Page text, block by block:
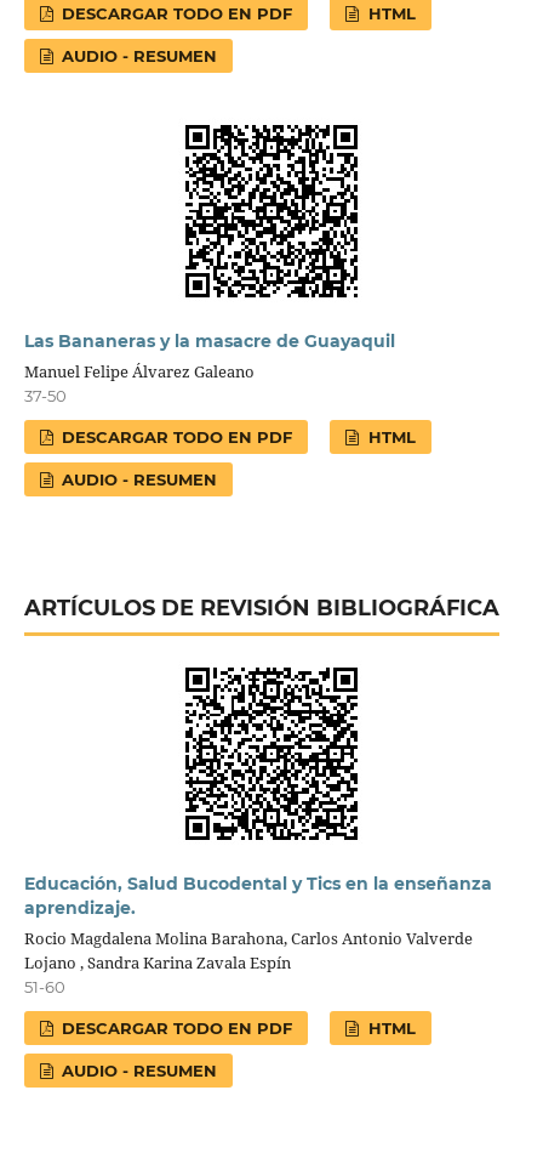
DESCARGAR TODO EN PDF HTML
AUDIO - RESUMEN
Las Bananeras y la masacre de Guayaquil
Manuel Felipe Álvarez Galeano
37-50
DESCARGAR TODO EN PDF HTML
AUDIO - RESUMEN
ARTÍCULOS DE REVISIÓN BIBLIOGRÁFICA
Educación, Salud Bucodental y Tics en la enseñanza
aprendizaje.
Rocio Magdalena Molina Barahona, Carlos Antonio Valverde
Lojano , Sandra Karina Zavala Espín
51-60
DESCARGAR TODO EN PDF HTML
AUDIO - RESUMEN